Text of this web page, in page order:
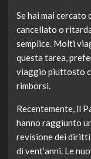
Se hai mai
cancellato o
semplice. Molti
questa tarea,
viaggio piuttosto
rimborsi.
Recentemente, il
hanno raggiunto
revisione dei diritti
di vent’anni. Le